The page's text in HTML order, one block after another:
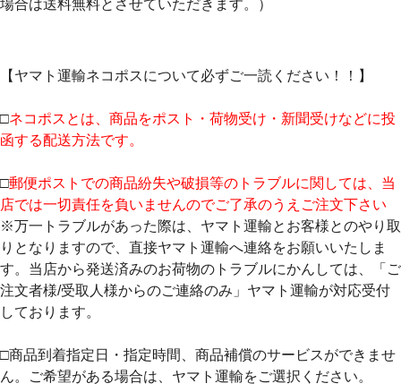
場合は送料無料とさせていただきます。）
【ヤマト運輸ネコポスについて必ずご一読ください！！】
□ネコポスとは、商品をポスト・荷物受け・新聞受けなどに投
函する配送方法です。
□郵便ポストでの商品紛失や破損等のトラブルに関しては、当
店では一切責任を負いませんのでご了承のうえご注文下さい
※万一トラブルがあった際は、ヤマト運輸とお客様とのやり取
りとなりますので、直接ヤマト運輸へ連絡をお願いいたしま
す。当店から発送済みのお荷物のトラブルにかんしては、「ご
注文者様/受取人様からのご連絡のみ」ヤマト運輸が対応受付
しております。
□商品到着指定日・指定時間、商品補償のサービスができませ
ん。ご希望がある場合は、ヤマト運輸をご選択ください。